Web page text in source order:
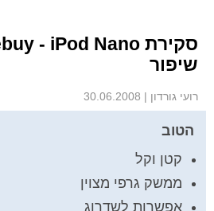
שיפור
רועי גורדון |
הטוב
קטן וקל
ממשק גרפי מצוין
אפשרות לשדרוג